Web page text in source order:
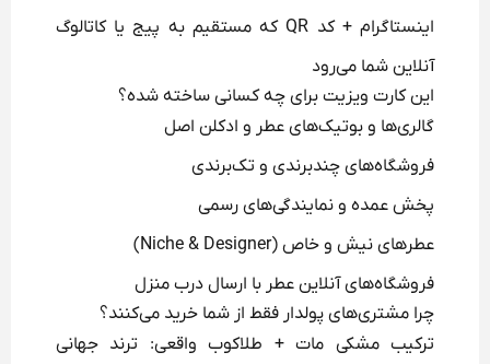
اینستاگرام + کد QR که مستقیم به پیج یا کاتالوگ
آنلاین شما می‌رود
این کارت ویزیت برای چه کسانی ساخته شده؟
گالری‌ها و بوتیک‌های عطر و ادکلن اصل
فروشگاه‌های چندبرندی و تک‌برندی
پخش عمده و نمایندگی‌های رسمی
عطرهای نیش و خاص (Niche & Designer)
فروشگاه‌های آنلاین عطر با ارسال درب منزل
چرا مشتری‌های پولدار فقط از شما خرید می‌کنند؟
ترکیب مشکی مات + طلاکوب واقعی: ترند جهانی